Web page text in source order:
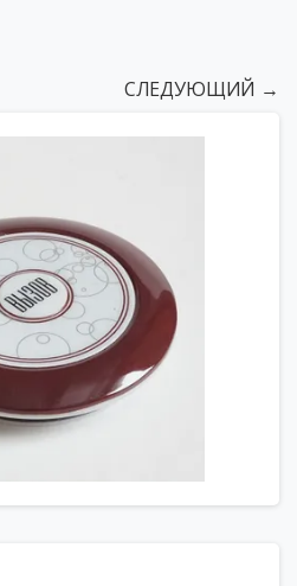
СЛЕДУЮЩИЙ →